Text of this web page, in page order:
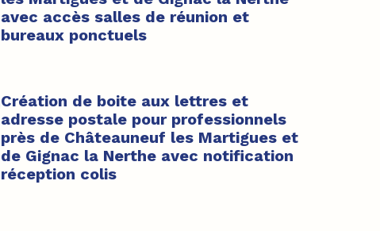
avec accès salles de réunion et
bureaux ponctuels
Création de boite aux lettres et
adresse postale pour professionnels
près de Châteauneuf les Martigues et
de Gignac la Nerthe avec notification
réception colis